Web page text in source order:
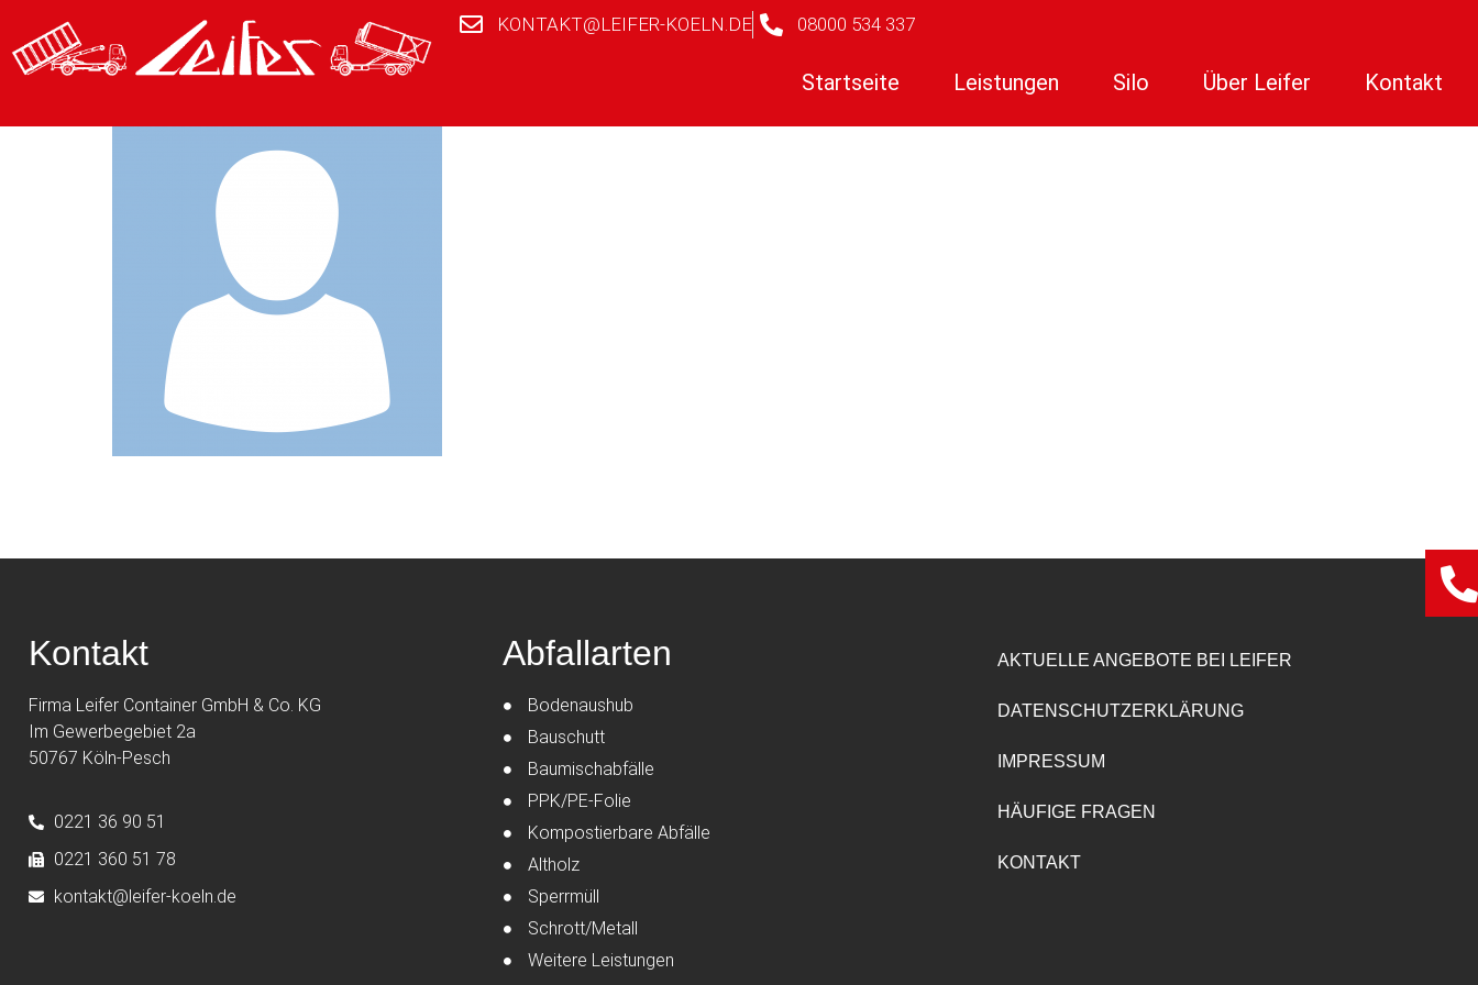
KONTAKT@LEIFER-KOELN.DE 08000 534 337
Startseite Leistungen Silo Über Leifer Kontakt
Kontakt
Firma Leifer Container GmbH & Co. KG
Im Gewerbegebiet 2a
50767 Köln-Pesch
0221 36 90 51
0221 360 51 78
kontakt@leifer-koeln.de
Abfallarten
Bodenaushub
Bauschutt
Baumischabfälle
PPK/PE-Folie
Kompostierbare Abfälle
Altholz
Sperrmüll
Schrott/Metall
Weitere Leistungen
AKTUELLE ANGEBOTE BEI LEIFER
DATENSCHUTZERKLÄRUNG
IMPRESSUM
HÄUFIGE FRAGEN
KONTAKT